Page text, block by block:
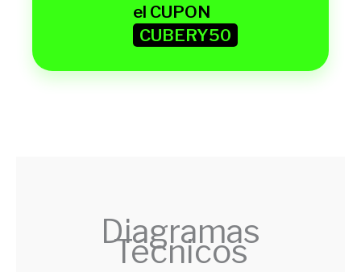
el CUPON
CUBERY50
Diagramas
Técnicos